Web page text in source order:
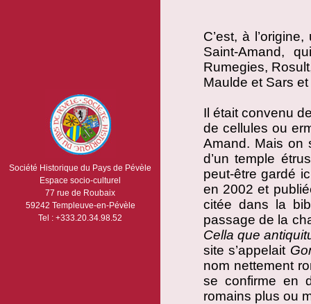
Société Historique du Pays de Pévèle
Espace socio-culturel
77 rue de Roubaix
59242 Templeuve-en-Pévèle
Tel : +333.20.34.98.52
C’est, à
Saint-Amand,
Rumegies,
Maulde et Sars
Il était convenu
de cellules ou
Amand. Mais on
d’un temple
peut-être gardé
en 2002 et
citée dans la
passage de la
Cella que
site s’appelait
nom nettement
se confirme en
romains plus ou